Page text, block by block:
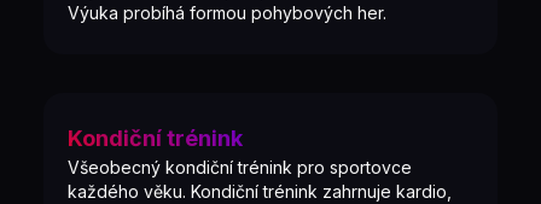
Výuka probíhá formou pohybových her.
Kondiční trénink
Všeobecný kondiční trénink pro sportovce
každého věku. Kondiční trénink zahrnuje kardio,